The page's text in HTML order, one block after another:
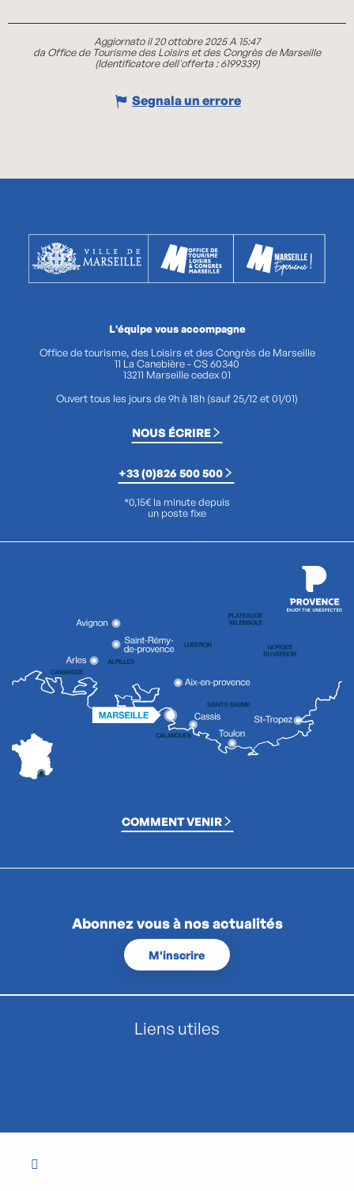
Aggiornato il 20 ottobre 2025 A 15:47
da Office de Tourisme des Loisirs et des Congrès de Marseille
(Identificatore dell'offerta :6199339)
Segnala un errore
L'équipe vous accompagne
Office de tourisme, des Loisirs et des Congrès de Marseille
11 La Canebière - CS 60340
13211 Marseille cedex 01
Ouvert tous les jours de 9h à 18h (sauf 25/12 et 01/01)
NOUS ÉCRIRE
+33 (0)826 500 500
*0,15€ la minute depuis
un poste fixe
COMMENT VENIR
Abonnez vous à nos actualités
M'inscrire
Liens utiles